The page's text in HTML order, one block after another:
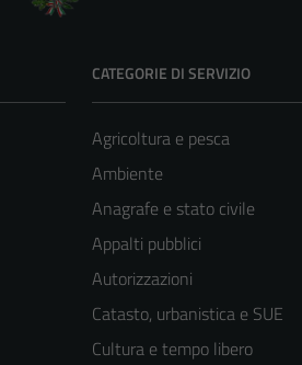
CATEGORIE DI SERVIZIO
Agricoltura e pesca
Ambiente
Anagrafe e stato civile
Appalti pubblici
Autorizzazioni
Catasto, urbanistica e SUE
Cultura e tempo libero